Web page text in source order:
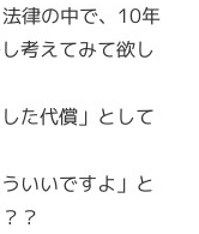
律の中で、10年
考えてみて欲し
た代償」として
いいですよ」と
？